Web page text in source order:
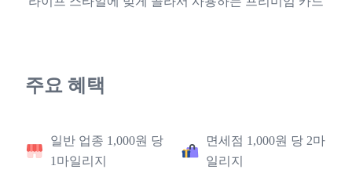
주요 혜택
일반 업종 1,000원 당
1마일리지
면세점 1,000원 당 2마
일리지